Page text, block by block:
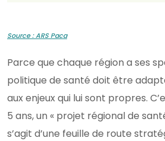
Source : ARS Paca
Parce que chaque région a ses
politique de santé doit être
aux enjeux qui lui sont propres.
5 ans, un « projet régional de
s’agit d’une feuille de route